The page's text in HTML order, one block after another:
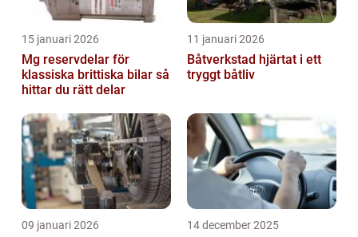
15 januari 2026
Mg reservdelar för
klassiska brittiska bilar så
hittar du rätt delar
11 januari 2026
Båtverkstad hjärtat i ett
tryggt båtliv
09 januari 2026 14 december 2025